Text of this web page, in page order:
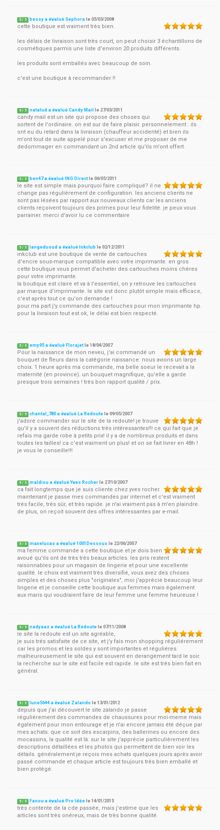
5 / 5 bessy a évalué Sephora le05/03/2008
cette boutique est vraiment très bien.
les délais de livraison sont très court, on peut choisir 3 échantillons de
cosmétiques parmis une liste d'environ 20 produits différents.
les produits sont emballés avec beaucoup de soin.
c'est une boutique à recommander !!
5 / 5 natalud a évalué Candy Mail le 27/03/2011
candy mail est un site qui propose des choses qui
sortent de l'ordinaire. on est sur de faire plaisir. personnelement : ils
ont eu du retard dans la livraison (chauffeur accidenté) et bien ils
m'ont tout de suite appelé pour s'excuser et me proposer de me
dedommager en commandant un 2nd article qu'ils m'ont offert.
5 / 5 ben47 a évalué ING Direct le06/05/2011
le site est simple mais pourquoi faire compliqué? il ne
change pas régulièrement de configuration. les anciens clients ne
sont pas lésées par rapport aux nouveaux clients car les anciens
clients reçoivent toujours des primes pour leur fidelité. je peux vous
parrainer. merci d'avoir lu ce commentaire
5 / 5 langedusud a évalué Inkclub le02/12/2011
inkclub est une boutique de vente de cartouches
d'encre sous-marque compatible avec votre imprimante. en gros
cette boutique vous permet d'acheter des cartouches moins chères
pour votre imprimante.
la boutique est claire et va à l'essentiel, on y retrouve les cartouches
par marque d’imprimante. le site est donc plutôt simple mais efficace,
c'est après tout ce qu'on demande !
pour ma part j'y commande des cartouches pour mon imprimante hp.
pour la livraison tout est ok, le délai est bien respecté.
5 / 5 emy95 a évalué Florajet le18/04/2007
Pour la naissance de mon neveu, j'ai commandé un
bouquet de fleurs dans la catégorie naissance. nous avions un large
choix. 1 heure après ma commande, ma belle soeur le recevait a la
maternité (en province). un bouquet magnifique, qu'elle a garde
presque trois semaines ! très bon rapport qualité / prix.
5 / 5 chantal_780 a évalué La Redoute le09/05/2007
j'adore commander sur le site de la redoute! je trouve
qu'il y a souvent des réductions très intéressantes!!! ce qui fait que je
refais ma garde robe à petits prix! il y a de nombreux produits et dans
toutes les tailles! ca c'est vraiment un plus! et on se fait livrer en 48h !
je vous le conseille!!!
5 / 5 maldiou a évalué Yves Rocher le 27/10/2007
ca fait longtemps que je suis cliente chez yves rocher.
maintenant je passe mes commandes par internet et c'est vraiment
très facile, très sûr, et très rapide. je n'ai vraiment pas à m'en plaindre.
de plus, on reçoit souvent des offres intéressantes par e-mail.
5 / 5 maxelucas a évalué 1001Dessous le 22/06/2007
ma femme commande a cette boutique et je dois bien
avoué qu'ils ont de très très beaux articles. les pris restent
raisonnables pour un magasin de lingerie et pour une excellente
qualité. le choix est vraiment très diversifié, vous avez des choses
simples et des choses plus "originales", moi j'apprécie beaucoup leur
lingerie et je conseille cette boutique aux femmes mais également
aux maris qui voudraient faire de leur femme une femme heureuse !
5 / 5 nadyaaz a évalué La Redoute le07/11/2008
le site la redoute est un site agréable,
je suis trés satisfaite de ce site, et j'y fais mon shopping réguliérement
car les promos et les soldes y sont importantes et réguliéres.
malheureusement le site qui est souvent en derangement tard le soir.
la recherche sur le site est facile est rapide. le site est trés bien fait en
général.
5 / 5 lune5644 a évalué Zalando le13/01/2012
depuis que j'ai découvert le site zalando je passe
régulièrement des commandes de chaussures pour moi-meme mais
également pour mon entourage et je n'ai encore jamais été déçue par
mes achats. que ce soit des escarpins, des ballerines ou encore des
mocassins, la qualité est là. sur le site j'apprécie particulièrement les
descriptions détaillées et les photos qui permettent de bien voir les
détails. généralement je reçois mes achats quelques jours après avoir
passé commande et chaque article est toujours très bien emballé et
bien protégé.
5 / 5 Fanou a évalué Pro Idée le14/01/2015
très contente de la cde passée, mais j'estime que les
articles sont très onéreux, mais de très bonne qualité.